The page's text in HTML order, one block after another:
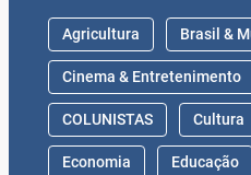
Agricultura Brasil &
Cinema & Entretenimento
COLUNISTAS Cultura
Economia Educação